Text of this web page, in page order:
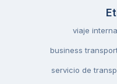
viaje
business
servicio de